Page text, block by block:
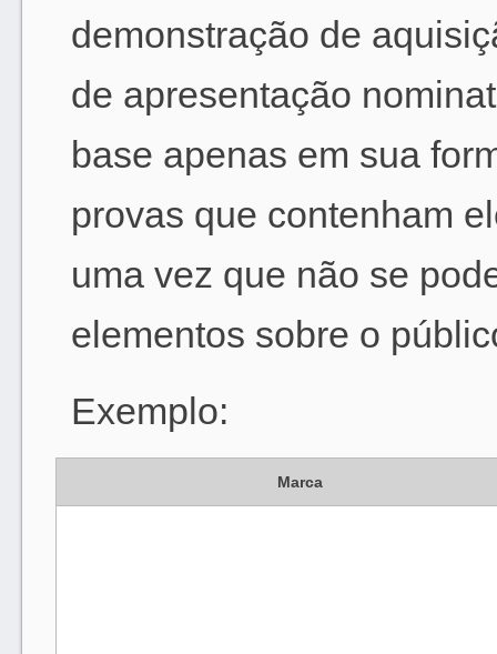
demonstração de
de apresentação
base apenas em sua
provas que contenham
uma vez que não se
elementos sobre o
Exemplo:
Marca